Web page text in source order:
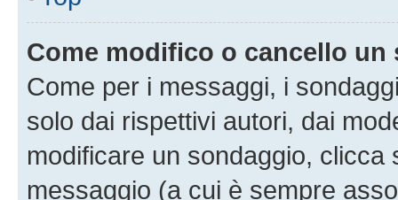
Come modifico o cancello un
Come per i messaggi, i
solo dai rispettivi autori, dai
modificare un sondaggio,
messaggio (a cui è sempre